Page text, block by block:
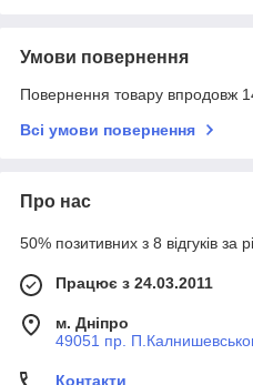
Умови повернення
Повернення товару впродовж
Всі умови повернення
Про нас
50% позитивних з 8 відгуків за
Працює з 24.03.2011
м. Дніпро
49051 пр.
Контакти